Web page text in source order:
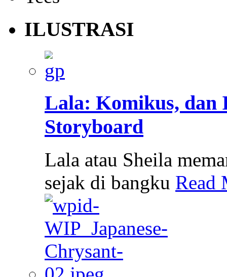
ILUSTRASI
Lala: Komikus, dan
Storyboard
Lala atau Sheila
sejak di bangku Read